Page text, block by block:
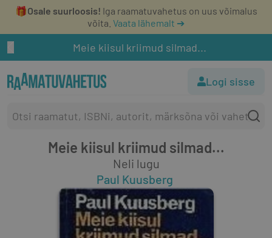
🎁Osale suurloosis! Iga raamatuvahetus on uus võimalus
võita. Vaata lähemalt ➔
Meie kiisul kriimud silmad...
Logi sisse
Meie kiisul kriimud silmad...
Neli lugu
Paul Kuusberg